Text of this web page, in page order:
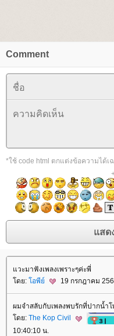
Comment
*ใช้ code html ตกแต่งข้อความได้เ
วะมาฟังเพลงเพราะๆค่ะพี่
ดย: อพีย์ 19 กรกฎาคม
ผมจำสลับกับเพลงพบรักที่ปากน้ำโ
ดย: The Kop Civil
10:40:10 น.